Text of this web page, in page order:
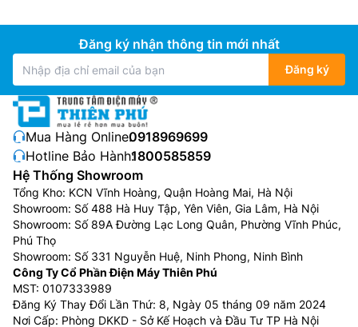
Đăng ký nhận thông tin mới nhất
Đăng ký
Mua Hàng Online:0918969699
Hotline Bảo Hành:1800585859
Hệ Thống Showroom
Tổng Kho: KCN Vĩnh Hoàng, Quận Hoàng Mai, Hà Nội
Showroom: Số 488 Hà Huy Tập, Yên Viên, Gia Lâm, Hà Nội
Showroom: Số 89A Đường Lạc Long Quân, Phường Vĩnh Phúc,
Phú Thọ
Showroom: Số 331 Nguyễn Huệ, Ninh Phong, Ninh Bình
Công Ty Cổ Phần Điện Máy Thiên Phú
MST: 0107333989
Đăng Ký Thay Đổi Lần Thứ: 8, Ngày 05 tháng 09 năm 2024
Nơi Cấp: Phòng DKKD - Sở Kế Hoạch và Đầu Tư TP Hà Nội